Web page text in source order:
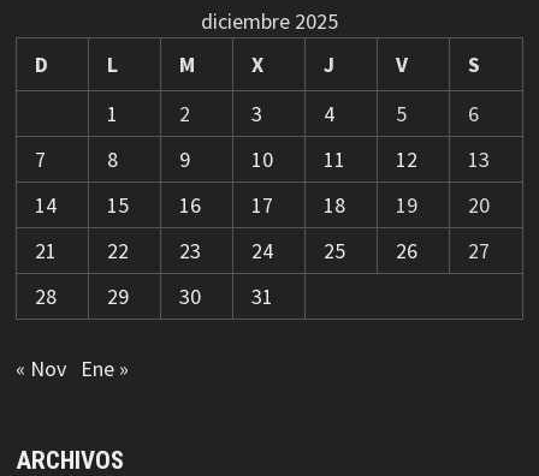
diciembre 2025
D
L M X J V
S
1
2 3 4 5
6
7
8 9 10 11 12
13
14
15 16 17 18 19
20
21
22 23 24 25 26
27
28
29 30 31
« Nov Ene »
ARCHIVOS